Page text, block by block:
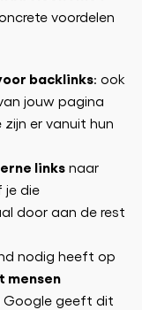
voordelen
backlinks: ook
jouw pagina
er vanuit hun
links naar
je die
door aan de rest
nodig heeft op
mensen
Google geeft dit